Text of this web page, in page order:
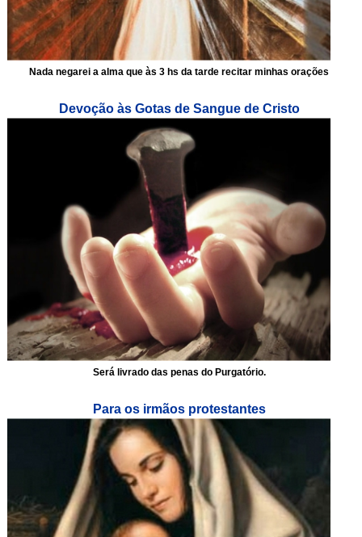
Nada negarei a alma que às 3 hs da tarde recitar minhas orações
Devoção às Gotas de Sangue de Cristo
Será livrado das penas do Purgatório.
Para os irmãos protestantes